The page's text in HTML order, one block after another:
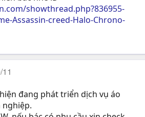
showthread.php?836955-
Assassin-creed-Halo-Chrono-
đang phát triển dịch vụ áo
nghiệp.